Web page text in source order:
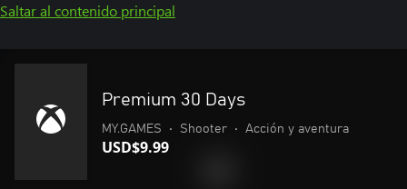
Saltar al contenido principal
Premium 30 Days
MY.GAMES • Shooter • Acción y aventura
USD$9.99